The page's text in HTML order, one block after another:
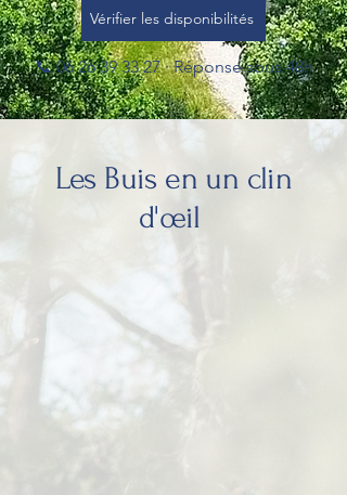
Vérifier les disponibilités
📞06 26 39 33 27· Réponse sous 48h
Les Buis en un clin
d'œil